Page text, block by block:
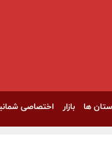
ها بازار اختصاصی